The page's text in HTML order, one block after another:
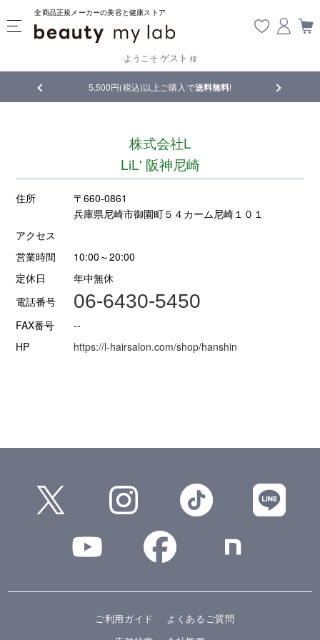
全商品正規メーカーの美容と健康ストア
ようこそ ゲスト 様
5,500円(税込)以上ご購入で送料無料! 【重要】
株式会社L
LiL' 阪神尼崎
住所
〒660-0861
兵庫県尼崎市御園町５４カーム尼崎１０１
アクセス
営業時間
10:00～20:00
定休日
年中無休
電話番号
06-6430-5450
FAX番号
--
HP
https://l-hairsalon.com/shop/hanshin
ご利用ガイド
よくあるご質問